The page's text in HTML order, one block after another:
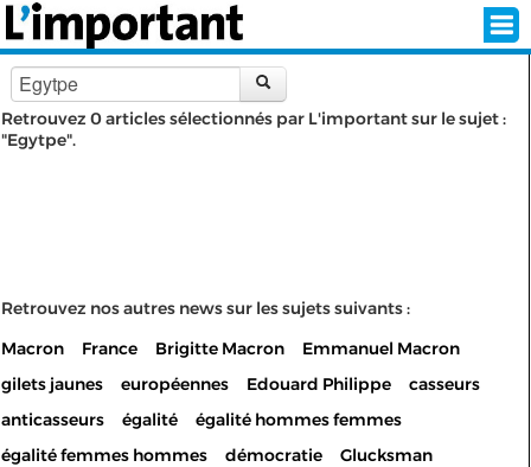
INSCRIPTION
SUR L'ÉCRAN D'ACCUEIL
ABONNEZ-VOUS À LA NEWSLETTER!
SUIVEZ NOUS:
Retrouvez 0 articles sélectionnés par L'important sur le sujet :
"Egytpe".
Retrouvez nos autres news sur les sujets suivants :
Macron
France Brigitte Macron
Emmanuel Macron
gilets jaunes
européennes Edouard Philippe
casseurs
anticasseurs
égalité
égalité hommes femmes
égalité femmes hommes
démocratie
Glucksman